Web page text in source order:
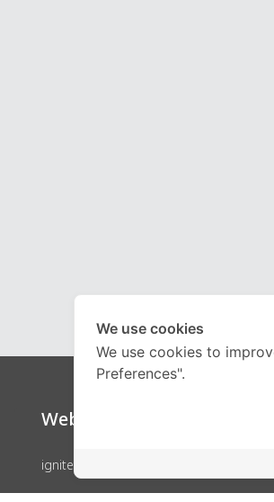
Website
ignite by OnDemand
We use cookies
We use cookies to
Preferences".